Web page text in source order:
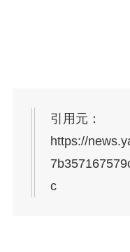
引用元：
https://
c